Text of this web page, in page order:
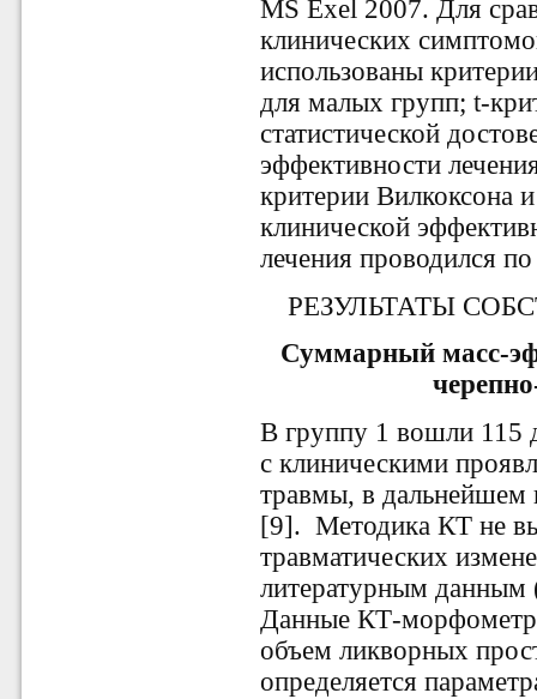
MS Exel 2007. Для
клинических
использованы
для малых групп; t-
статистической
эффективности
критерии Вилкоксона
клинической
лечения проводился
РЕЗУЛЬТАТЫ
Суммарный масс-
В группу 1 вошли 115
с клиническими
травмы, в дальнейшем
[9]. Методика КТ не
травматических
литературным
Данные КТ-
объем ликворных
определяется